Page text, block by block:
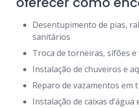
Desentupimento de pias,
sanitários
Troca de torneiras, sifões e
Instalação de chuveiros e
Reparo de vazamentos em
Instalação de caixas